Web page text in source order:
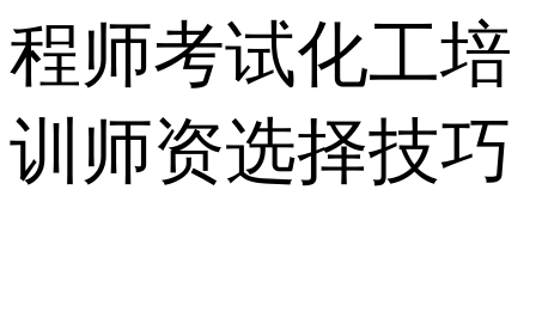
程师考试化工培
训师资选择技巧